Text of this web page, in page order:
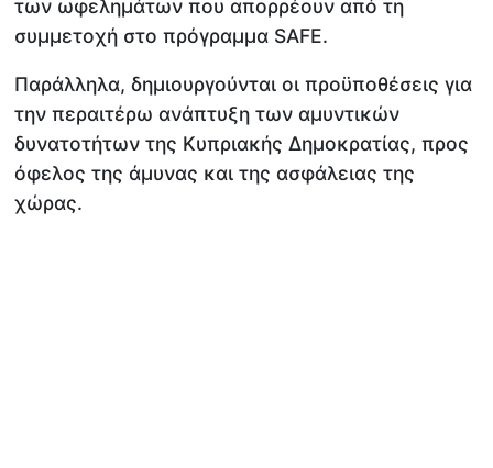
των ωφελημάτων που απορρέουν από τη
συμμετοχή στο πρόγραμμα SAFE.
Παράλληλα, δημιουργούνται οι προϋποθέσεις για
την περαιτέρω ανάπτυξη των αμυντικών
δυνατοτήτων της Κυπριακής Δημοκρατίας, προς
όφελος της άμυνας και της ασφάλειας της
χώρας.